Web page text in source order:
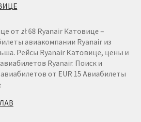
от zł 68 Ryanair Катовице –
авиакомпании Ryanair из
Рейсы Ryanair Катовице, цены и
Ryanair. Поиск и
от EUR 15 Авиабилеты
:
КАТОВИЦЕ